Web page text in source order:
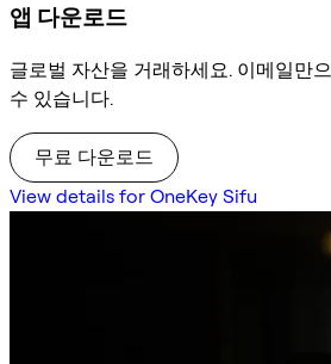
앱 다운로드
글로벌 자산을 거래하세요. 이메일만
수 있습니다.
무료 다운로드
View details for OneKey Sifu